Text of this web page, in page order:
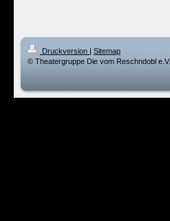
Druckversion | Sitemap
© Theatergruppe Die vom Reschndobl e.V.